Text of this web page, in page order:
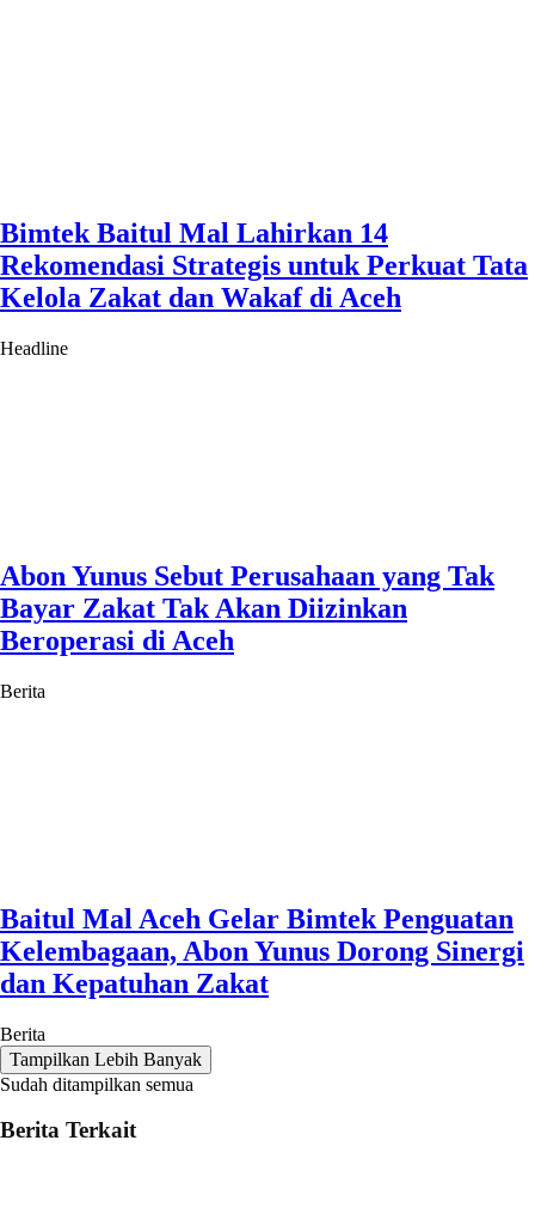
Bimtek Baitul Mal Lahirkan 14
Rekomendasi Strategis untuk Perkuat Tata
Kelola Zakat dan Wakaf di Aceh
Headline
Abon Yunus Sebut Perusahaan yang Tak
Bayar Zakat Tak Akan Diizinkan
Beroperasi di Aceh
Berita
Baitul Mal Aceh Gelar Bimtek Penguatan
Kelembagaan, Abon Yunus Dorong Sinergi
dan Kepatuhan Zakat
Berita
Tampilkan Lebih Banyak
Sudah ditampilkan semua
Berita Terkait